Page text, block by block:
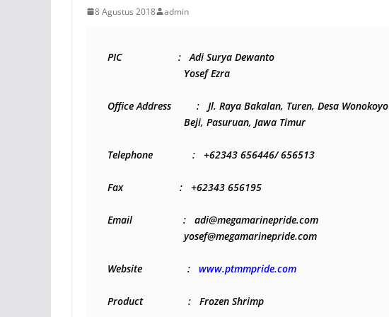
8 Agustus 2018 admin
PIC                    :   Adi Surya Dewanto
                           Yosef Ezra
Office Address         :   Jl. Raya Bakalan, Turen, Desa Wonokoyo
                           Beji, Pasuruan, Jawa Timur
Telephone              :   +62343 656446/ 656513
Fax                    :   +62343 656195
Email                  :   adi@megamarinepride.com
                           yosef@megamarinepride.com
Website                : www.ptmmpride.com
Product                :   Frozen Shrimp